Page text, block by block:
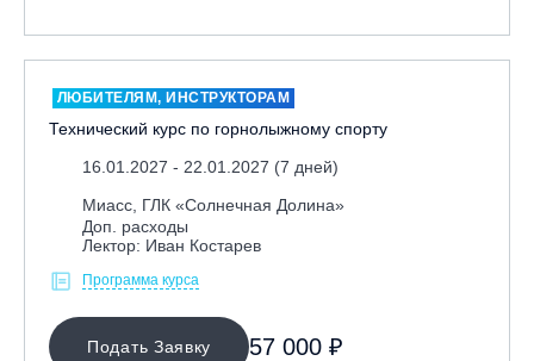
ЛЮБИТЕЛЯМ, ИНСТРУКТОРАМ
Технический курс по горнолыжному спорту
16.01.2027 - 22.01.2027 (7 дней)
Миасс, ГЛК «Солнечная Долина»
Доп. расходы
Лектор: Иван Костарев
Программа курса
Подать Заявку 57 000 ₽